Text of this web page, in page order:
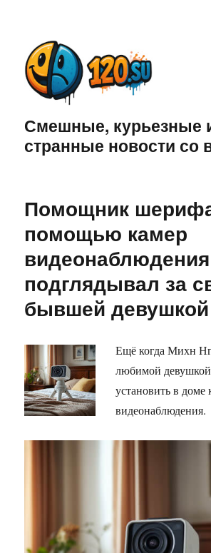
Смешные, курьезные
странные новости со
Помощник
помощью камер
видеонаблюдения
подглядывал за
бывшей девушкой
Ещё когда Михн
любимой
установить в доме
видеонаблюдения.